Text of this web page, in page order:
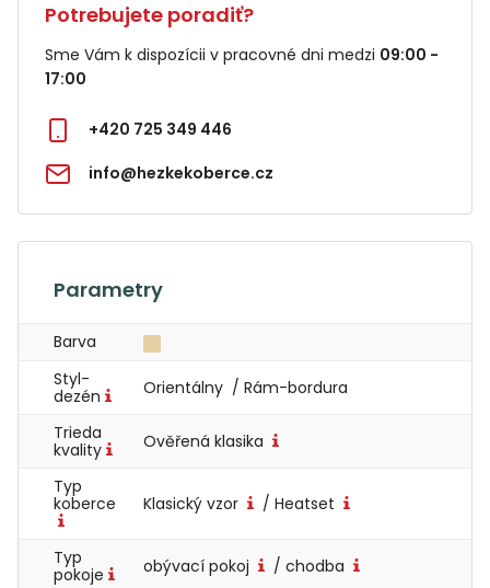
Potrebujete poradiť?
Sme Vám k dispozícii v pracovné dni medzi 09:00 -
17:00
+420 725 349 446
info@hezkekoberce.cz
Parametry
Barva
Styl-
dezén
Orientálny / Rám-bordura
Trieda
kvality
Ověřená klasika
Typ
koberce
Klasický vzor / Heatset
Typ
pokoje
obývací pokoj / chodba